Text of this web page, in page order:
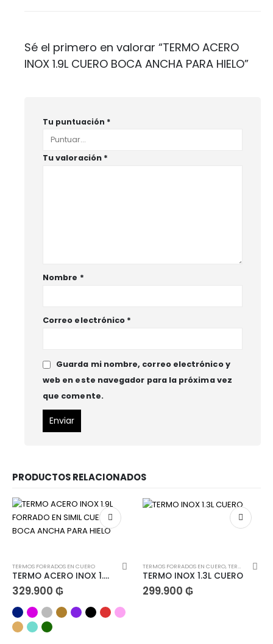
Sé el primero en valorar “TERMO ACERO
INOX 1.9L CUERO BOCA ANCHA PARA HIELO”
Tu puntuación *
Tu valoración *
Nombre *
Correo electrónico *
Guarda mi nombre, correo electrónico y
web en este navegador para la próxima vez
que comente.
PRODUCTOS RELACIONADOS
TERMOS FORRADOS EN CUERO
TERMO ACERO INOX 1.9L FORRADO EN SIMIL CUERO BOCA ANCHA PARA HIELO
329.900 ₲
TERMOS FORRADOS EN CUERO,TERMOS TERERE INOX 1.3L
TERMO INOX 1.3L CUERO
299.900 ₲